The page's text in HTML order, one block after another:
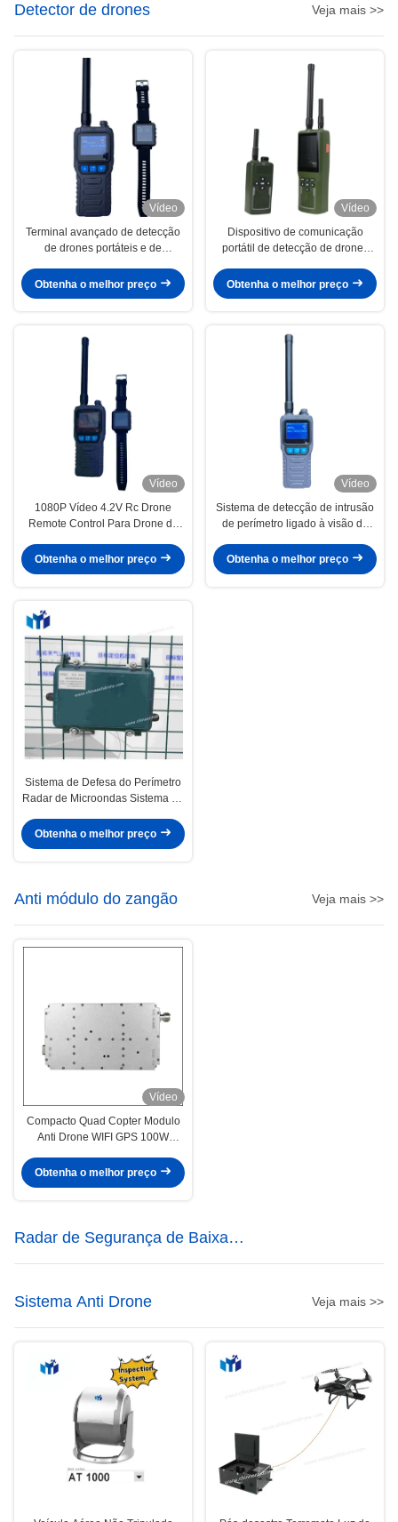
Detector de drones Veja mais >>
Vídeo
Terminal avançado de detecção
de drones portáteis e de
pulseiras com tecnologia de
detecção de espectro
Obtenha o melhor preço
Vídeo
Dispositivo de comunicação
portátil de detecção de drones
vibração para proteção máxima
Obtenha o melhor preço
Vídeo
1080P Vídeo 4.2V Rc Drone
Remote Control Para Drone de
Stream Baixo Consumo de
Obtenha o melhor preço
Vídeo
Sistema de detecção de intrusão
de perímetro ligado à visão do
Obtenha o melhor preço
Sistema de Defesa do Perímetro
Radar de Microondas Sistema de
DP200
Obtenha o melhor preço
Anti módulo do zangão Veja mais >>
Vídeo
Compacto Quad Copter Modulo
Anti Drone WIFI GPS 100W
Obtenha o melhor preço
Radar de Segurança de Baixa
Altitude
Sistema Anti Drone
Veja mais >>